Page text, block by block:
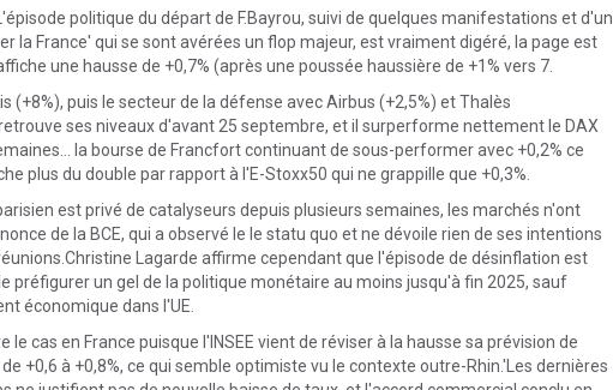
politique du départ de F.Bayrou, suivi de quelques manifestations et d'un
la France' qui se sont avérées un flop majeur, est vraiment digéré, la page est
une hausse de +0,7% (après une poussée haussière de +1% vers 7.
(+8%), puis le secteur de la défense avec Airbus (+2,5%) et Thalès
ses niveaux d'avant 25 septembre, et il surperforme nettement le DAX
la bourse de Francfort continuant de sous-performer avec +0,2% ce
plus du double par rapport à l'E-Stoxx50 qui ne grappille que +0,3%.
est privé de catalyseurs depuis plusieurs semaines, les marchés n'ont
de la BCE, qui a observé le le statu quo et ne dévoile rien de ses intentions
Lagarde affirme cependant que l'épisode de désinflation est
préfigurer un gel de la politique monétaire au moins jusqu'à fin 2025, sauf
économique dans l'UE.
le cas en France puisque l'INSEE vient de réviser à la hausse sa prévision de
+0,6 à +0,8%, ce qui semble optimiste vu le contexte outre-Rhin.'Les dernières